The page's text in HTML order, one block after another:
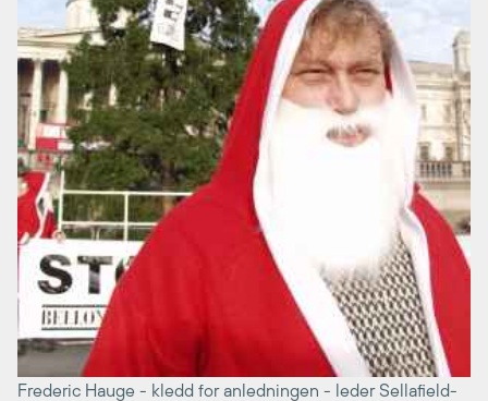
Frederic Hauge - kledd for anledningen - leder Sellafield-